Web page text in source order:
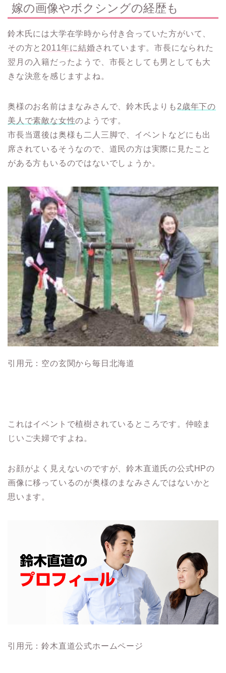
嫁の画像やボクシングの経歴も
鈴木氏には大学在学時から付き合っていた方がいて、
その方と 2011年に結婚されています。市長になられた
翌月の入籍だったようで、市長としても男としても大
きな決意を感じますよね。
奥様のお名前はまなみさんで、鈴木氏よりも 2歳年下の
美人で素敵な女性のようです。
市長当選後は奥様も二人三脚で、イベントなどにも出
席されているそうなので、道民の方は実際に見たこと
がある方もいるのではないでしょうか。
引用元：空の玄関から毎日北海道
これはイベントで植樹されているところです。仲睦ま
じいご夫婦ですよね。
お顔がよく見えないのですが、鈴木直道氏の公式HPの
画像に移っているのが奥様のまなみさんではないかと
思います。
引用元：鈴木直道公式ホームページ